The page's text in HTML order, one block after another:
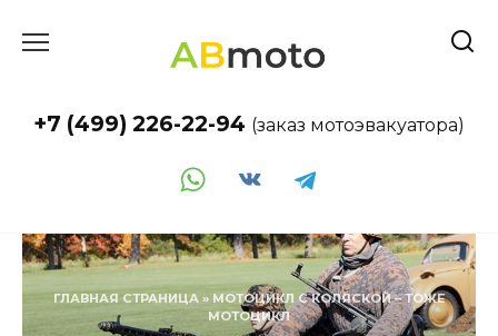
+7 (499) 226-22-94 (заказ мотоэвакуатора)
ГЛАВНАЯ СТРАНИЦА» МОТОЦИКЛ С КОЛЯСКОЙ – ТОЖЕ
МОТОЦИКЛ